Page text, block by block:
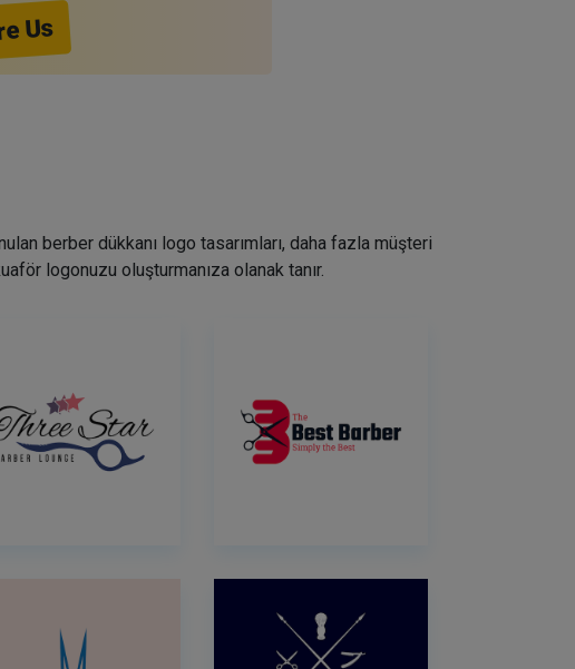
Us
berber dükkanı logo tasarımları, daha fazla müşteri
logonuzu oluşturmanıza olanak tanır.